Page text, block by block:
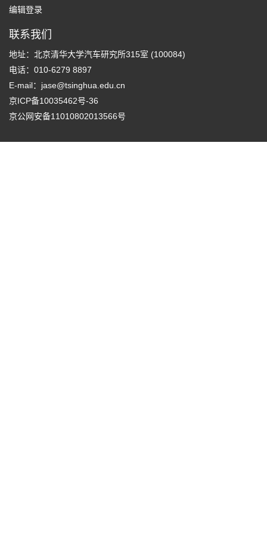
编辑登录
联系我们
地址：北京清华大学汽车研究所315室 (100084)
电话：010-6279 8897
E-mail： jase@tsinghua.edu.cn
京ICP备10035462号-36
京公网安备11010802013566号